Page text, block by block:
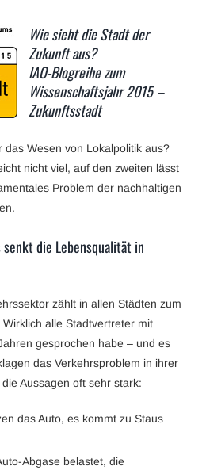
Wie sieht die Stadt der
Zukunft aus?
IAO-Blogreihe zum
Wissenschaftsjahr 2015 –
Zukunftsstadt
das Wesen von Lokalpolitik aus?
nicht viel, auf den zweiten lässt
Problem der nachhaltigen
die Lebensqualität in
zählt in allen Städten zum
alle Stadtvertreter mit
gesprochen habe – und es
das Verkehrsproblem in ihrer
Aussagen oft sehr stark:
das Auto, es kommt zu Staus
Abgase belastet, die